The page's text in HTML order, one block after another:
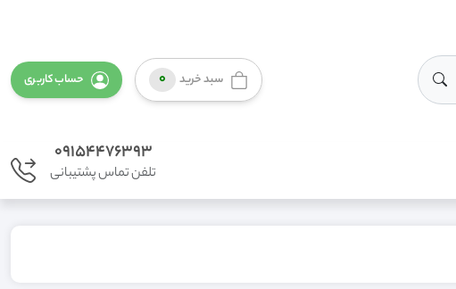
سبد خرید 0 حساب کاربری
09154476393
تلفن تماس پشتیبانی